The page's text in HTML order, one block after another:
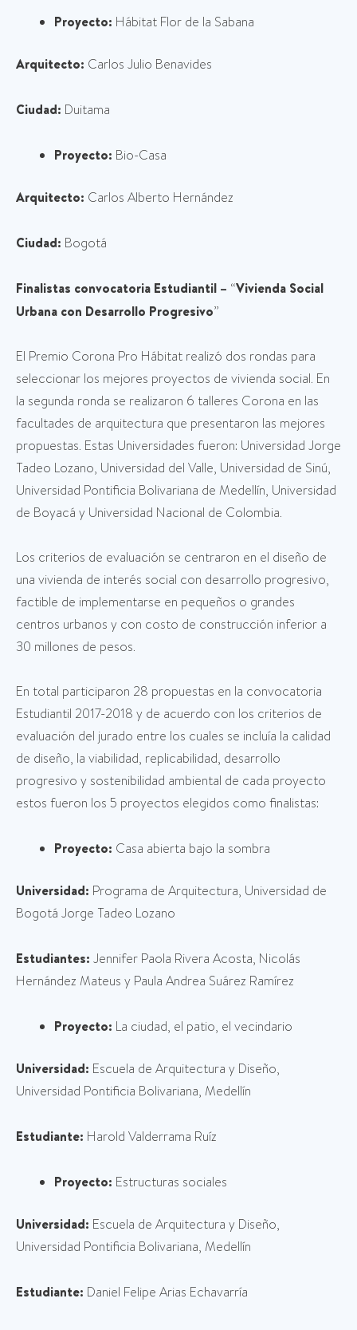
Proyecto: Hábitat Flor de la Sabana
Arquitecto: Carlos Julio Benavides
Ciudad: Duitama
Proyecto: Bio-Casa
Arquitecto: Carlos Alberto Hernández
Ciudad: Bogotá
Finalistas convocatoria Estudiantil – “Vivienda Social
Urbana con Desarrollo Progresivo”
El Premio Corona Pro Hábitat realizó dos rondas para
seleccionar los mejores proyectos de vivienda social. En
la segunda ronda se realizaron 6 talleres Corona en las
facultades de arquitectura que presentaron las mejores
propuestas. Estas Universidades fueron: Universidad Jorge
Tadeo Lozano, Universidad del Valle, Universidad de Sinú,
Universidad Pontificia Bolivariana de Medellín, Universidad
de Boyacá y Universidad Nacional de Colombia.
Los criterios de evaluación se centraron en el diseño de
una vivienda de interés social con desarrollo progresivo,
factible de implementarse en pequeños o grandes
centros urbanos y con costo de construcción inferior a
30 millones de pesos.
En total participaron 28 propuestas en la convocatoria
Estudiantil 2017-2018 y de acuerdo con los criterios de
evaluación del jurado entre los cuales se incluía la calidad
de diseño, la viabilidad, replicabilidad, desarrollo
progresivo y sostenibilidad ambiental de cada proyecto
estos fueron los 5 proyectos elegidos como finalistas:
Proyecto: Casa abierta bajo la sombra
Universidad: Programa de Arquitectura, Universidad de
Bogotá Jorge Tadeo Lozano
Estudiantes: Jennifer Paola Rivera Acosta, Nicolás
Hernández Mateus y Paula Andrea Suárez Ramírez
Proyecto: La ciudad, el patio, el vecindario
Universidad: Escuela de Arquitectura y Diseño,
Universidad Pontificia Bolivariana, Medellín
Estudiante: Harold Valderrama Ruíz
Proyecto: Estructuras sociales
Universidad: Escuela de Arquitectura y Diseño,
Universidad Pontificia Bolivariana, Medellín
Estudiante: Daniel Felipe Arias Echavarría